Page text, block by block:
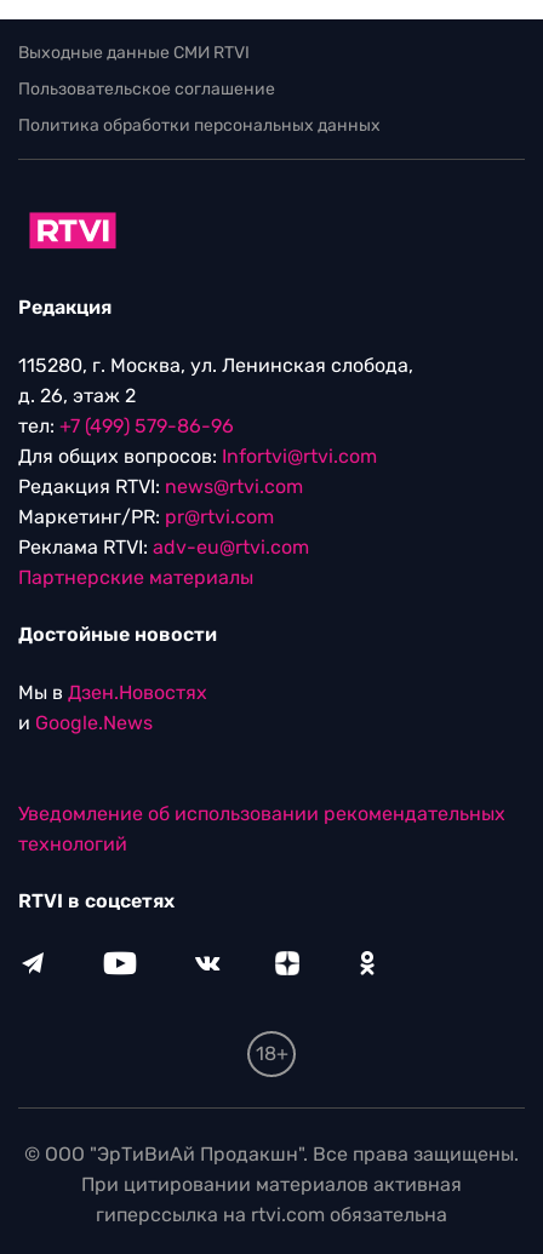
Выходные данные СМИ RTVI
Пользовательское соглашение
Политика обработки персональных данных
Редакция
115280, г. Москва, ул. Ленинская слобода,
д. 26, этаж 2
тел: +7 (499) 579-86-96
Для общих вопросов: Infortvi@rtvi.com
Редакция RTVI: news@rtvi.com
Маркетинг/PR: pr@rtvi.com
Реклама RTVI: adv-eu@rtvi.com
Партнерские материалы
Достойные новости
Мы в Дзен.Новостях
и Google.News
Уведомление об использовании рекомендательных
технологий
RTVI в соцсетях
18+
© ООО "ЭрТиВиАй Продакшн". Все права защищены.
При цитировании материалов активная
гиперссылка на rtvi.com обязательна